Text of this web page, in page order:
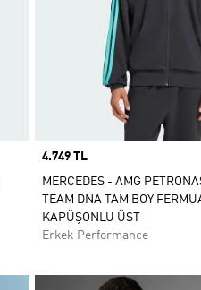
Price
4.749 TL
MERCEDES - AMG
TEAM DNA TAM BOY
KAPÜŞONLU ÜST
Erkek Performance